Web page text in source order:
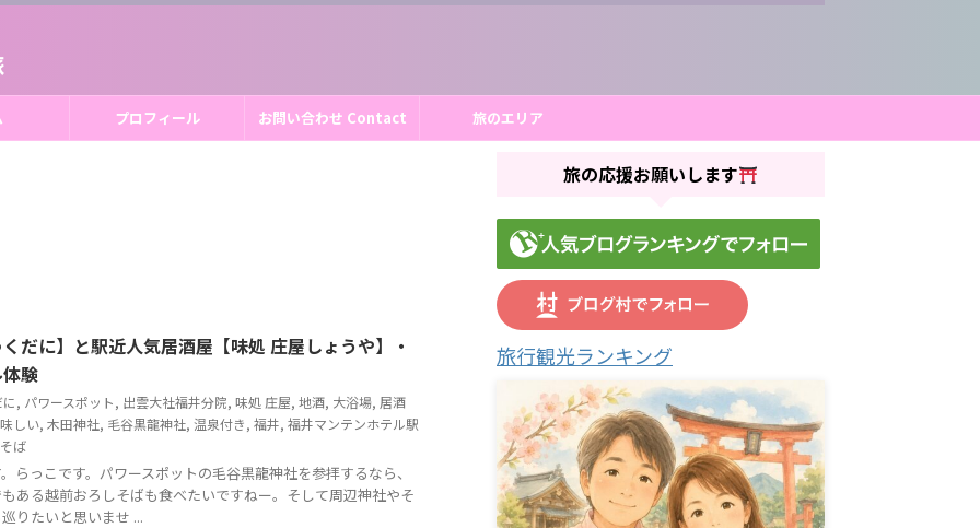
プロフィール お問い合わせ Contact 旅のエリア
だに】と駅近人気居酒屋【味処 庄屋しょうや】・
験
, パワースポット, 出雲大社福井分院, 味処 庄屋, 地酒, 大浴場, 居酒
しい, 木田神社, 毛谷黒龍神社, 温泉付き, 福井, 福井マンテンホテル駅
ば
らっこです。パワースポットの毛谷黒龍神社を参拝するなら、
ある越前おろしそばも食べたいですねー。そして周辺神社やそ
りたいと思いませ ...
旅の応援お願いします
旅行観光ランキング